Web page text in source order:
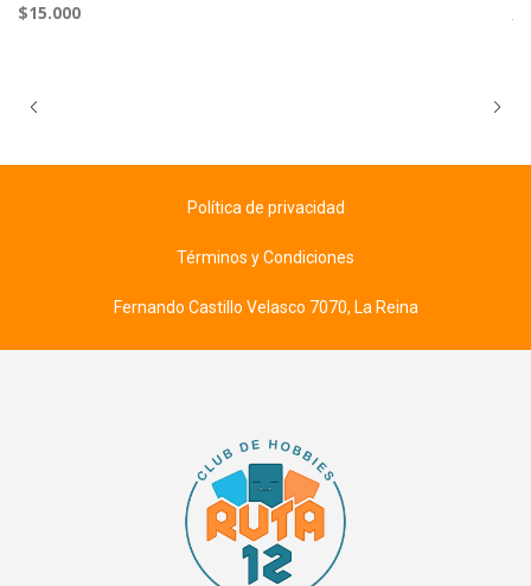
$15.000
Política de privacidad
Términos y Condiciones
Fernando Castillo Velasco 7070, La Reina